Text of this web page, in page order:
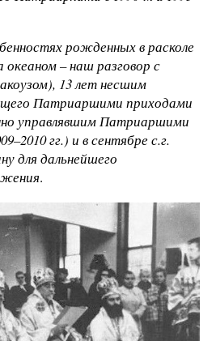
рожденных в расколе
океаном – наш разговор с
13 лет несшим
Патриаршими приходами
управлявшим Патриаршими
гг.) и в сентябре с.г.
для дальнейшего
.